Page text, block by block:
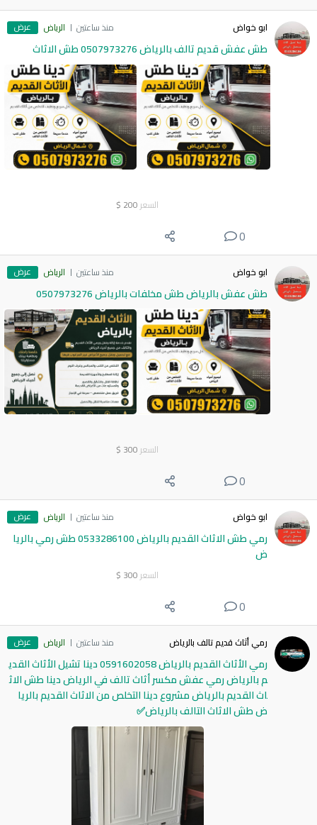
ابو خواض منذ ساعتين الرياض عرض
طش عفش قديم تالف بالرياض 0507973276 طش الاثاث
السعر 200
$
0
ابو خواض منذ ساعتين الرياض عرض
طش عفش بالرياض طش مخلفات بالرياض 0507973276
السعر 300
$
0
ابو خواض منذ ساعتين الرياض عرض
رمي طش الاثاث القديم بالرياض 0533286100 طش رمي بالريا
ض
السعر 300
$
0
رمي أثاث قديم تالف بالرياض منذ ساعتين الرياض عرض
رمي الأثاث القديم بالرياض 0591602058 دينا تشيل الأثاث القدي
م بالرياض رمي عفش مكسر أثاث تالف في الرياض دينا طش الاث
اث القديم بالرياض مشروع دينا التخلص من الاثاث القديم بالريا
ض طش الاثاث التالف بالرياض✅